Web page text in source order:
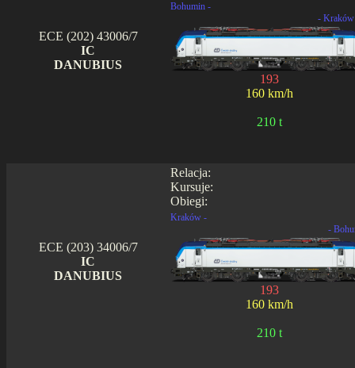
ECE (202) 43006/7
IC
DANUBIUS
Bohumin -
- Kraków
193
160 km/h
210 t
Relacja:
Kursuje:
Obiegi:
ECE (203) 34006/7
IC
DANUBIUS
Kraków -
-
193
160 km/h
210 t